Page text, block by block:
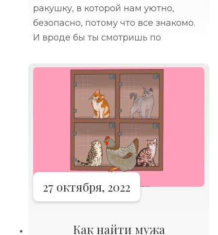
ракушку, в которой нам уютно,
безопасно, потому что все знакомо.
И вроде бы ты смотришь по
собрались в пары, кто-то окружил
себя еще и милейшими
27 октября, 2022
Как найти мужа